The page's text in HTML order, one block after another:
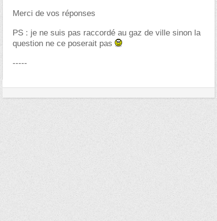
Merci de vos réponses
PS : je ne suis pas raccordé au gaz de ville sinon la
question ne ce poserait pas
-----